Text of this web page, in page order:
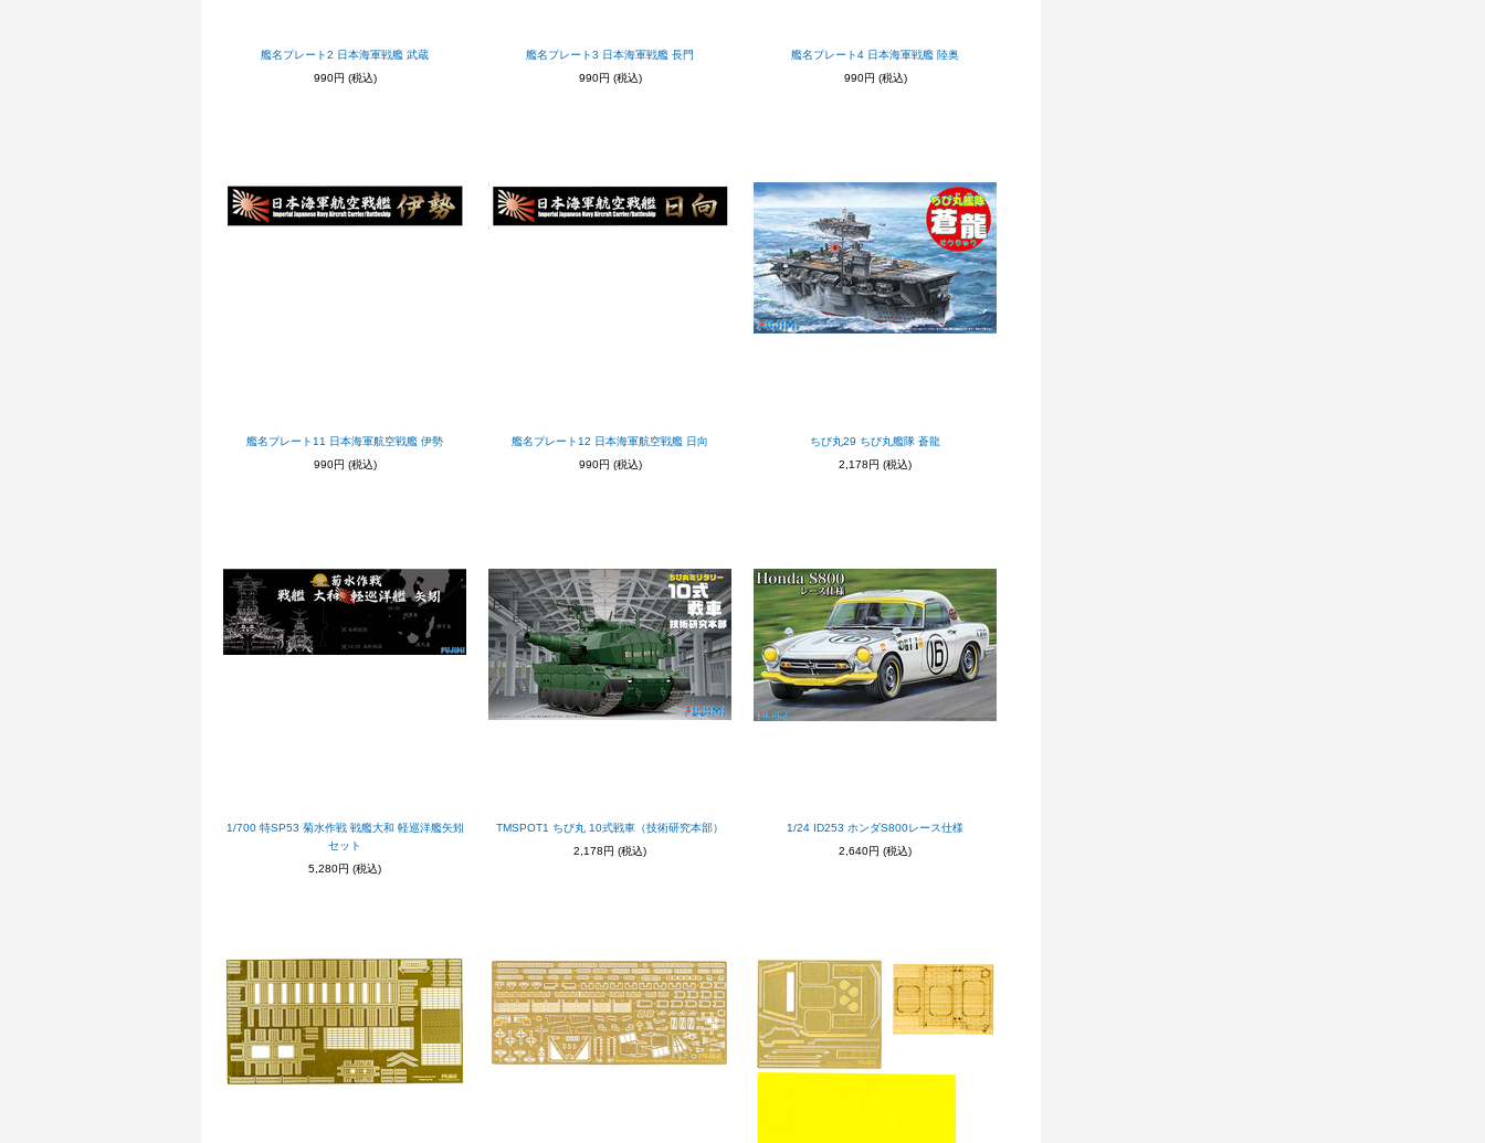
艦名プレート2 日本海軍戦艦 武蔵
990円 (税込)
艦名プレート3 日本海軍戦艦 長門
990円 (税込)
艦名プレート4 日本海軍戦艦 陸奥
990円 (税込)
艦名プレート11 日本海軍航空戦艦 伊勢
990円 (税込)
艦名プレート12 日本海軍航空戦艦 日向
990円 (税込)
ちび丸29 ちび丸艦隊 蒼龍
2,178円 (税込)
1/700 特SP53 菊水作戦 戦艦大和 軽巡洋艦矢矧
セット
5,280円 (税込)
TMSPOT1 ちび丸 10式戦車（技術研究本部）
2,178円 (税込)
1/24 ID253 ホンダS800レース仕様
2,640円 (税込)